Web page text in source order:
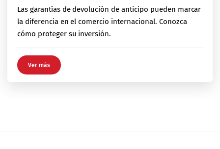
Las garantías de devolución de anticipo pueden marcar
la diferencia en el comercio internacional. Conozca
cómo proteger su inversión.
Ver más